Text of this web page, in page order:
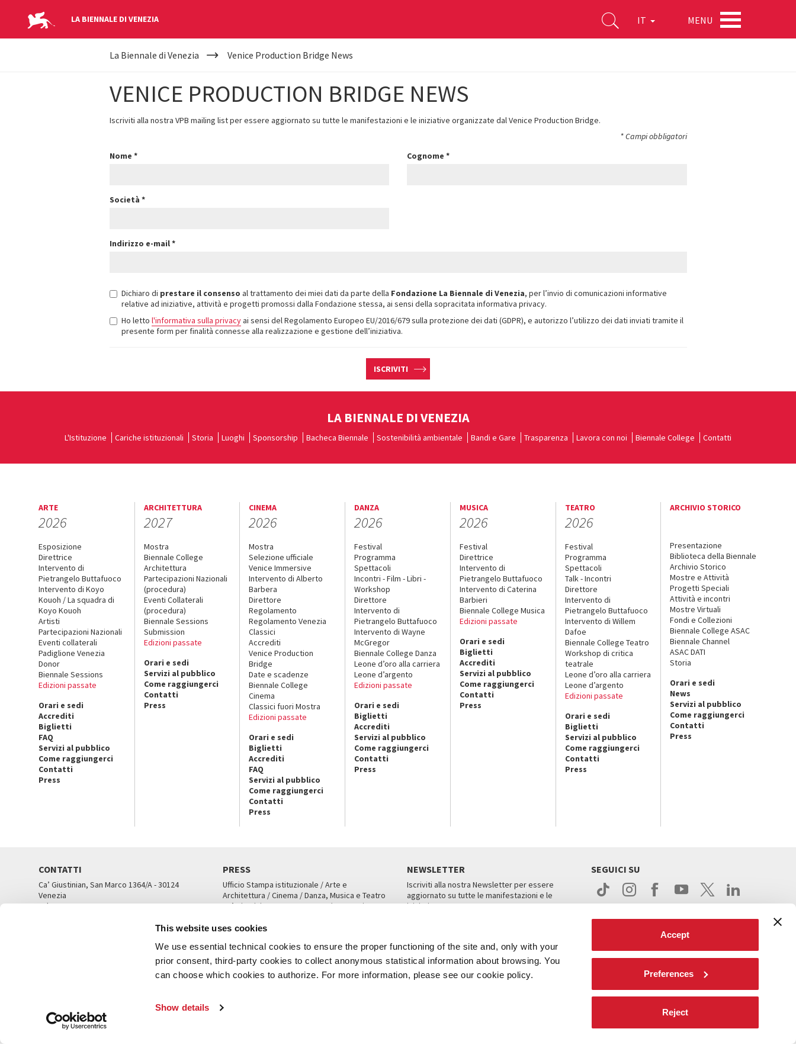
This website uses cookies
We use essential technical cookies to ensure the proper functioning of the site and, only with your
prior consent, third-party cookies to collect anonymous statistical information about browsing. You
can choose which cookies to authorize. For more information, please see our cookie policy.
Show details
Accept
Preferences
Reject
LA BIENNALE DI VENEZIA IT MENU
YOUR
HERE
La Biennale di Venezia Venice Production Bridge News
VENICE PRODUCTION BRIDGE NEWS
Iscriviti alla nostra VPB mailing list per essere aggiornato su tutte le manifestazioni e le iniziative organizzate dal Venice Production Bridge.
*Campi obbligatori
Nome * Cognome *
Società *
Indirizzo e-mail*
Dichiaro di prestare il consenso al trattamento dei miei dati da parte della Fondazione La Biennale di Venezia, per l’invio di comunicazioni informative
relative ad iniziative, attività e progetti promossi dalla Fondazione stessa, ai sensi della sopracitata informativa privacy.
Ho letto l'informativa sulla privacyai sensi del Regolamento Europeo EU/2016/679 sulla protezione dei dati (GDPR), e autorizzo l’utilizzo dei dati inviati tramite il
presente form per finalità connesse alla realizzazione e gestione dell’iniziativa.
ISCRIVITI
LA BIENNALE DI VENEZIA
L'Istituzione Cariche istituzionali Storia Luoghi Sponsorship Bacheca Biennale Sostenibilità ambientale Bandi e Gare Trasparenza Lavora con noi Biennale College Contatti
ARTE
2026
Esposizione
Direttrice
Intervento di
Pietrangelo Buttafuoco
Intervento di Koyo
Kouoh / La squadra di
Koyo Kouoh
Artisti
Partecipazioni Nazionali
Eventi collaterali
Padiglione Venezia
Donor
Biennale Sessions
Edizioni passate
Orari e sedi
Accrediti
Biglietti
FAQ
Servizi al pubblico
Come raggiungerci
Contatti
Press
ARCHITETTURA
2027
Mostra
Biennale College
Architettura
Partecipazioni Nazionali
(procedura)
Eventi Collaterali
(procedura)
Biennale Sessions
Submission
Edizioni passate
Orari e sedi
Servizi al pubblico
Come raggiungerci
Contatti
Press
CINEMA
2026
Mostra
Selezione ufficiale
Venice Immersive
Intervento di Alberto
Barbera
Direttore
Regolamento
Regolamento Venezia
Classici
Accrediti
Venice Production
Bridge
Date e scadenze
Biennale College
Cinema
Classici fuori Mostra
Edizioni passate
Orari e sedi
Biglietti
Accrediti
FAQ
Servizi al pubblico
Come raggiungerci
Contatti
Press
DANZA
2026
Festival
Programma
Spettacoli
Incontri - Film - Libri -
Workshop
Direttore
Intervento di
Pietrangelo Buttafuoco
Intervento di Wayne
McGregor
Biennale College Danza
Leone d’oro alla carriera
Leone d’argento
Edizioni passate
Orari e sedi
Biglietti
Accrediti
Servizi al pubblico
Come raggiungerci
Contatti
Press
MUSICA
2026
Festival
Direttrice
Intervento di
Pietrangelo Buttafuoco
Intervento di Caterina
Barbieri
Biennale College Musica
Edizioni passate
Orari e sedi
Biglietti
Accrediti
Servizi al pubblico
Come raggiungerci
Contatti
Press
TEATRO
2026
Festival
Programma
Spettacoli
Talk - Incontri
Direttore
Intervento di
Pietrangelo Buttafuoco
Intervento di Willem
Dafoe
Biennale College Teatro
Workshop di critica
teatrale
Leone d’oro alla carriera
Leone d’argento
Edizioni passate
Orari e sedi
Biglietti
Servizi al pubblico
Come raggiungerci
Contatti
Press
ARCHIVIO STORICO
Presentazione
Biblioteca della Biennale
Archivio Storico
Mostre e Attività
Progetti Speciali
Attività e incontri
Mostre Virtuali
Fondi e Collezioni
Biennale College ASAC
Biennale Channel
ASAC DATI
Storia
Orari e sedi
News
Servizi al pubblico
Come raggiungerci
Contatti
Press
CONTATTI
Ca’ Giustinian, San Marco 1364/A - 30124
Venezia
Tel. 041 5218711
PRESS
Ufficio Stampa istituzionale / Arte e
Architettura / Cinema / Danza, Musica e Teatro
Ca’ Giustinian, San Marco 1364/A, Venezia
UFFICI STAMPA
NEWSLETTER
Iscriviti alla nostra Newsletter per essere
aggiornato su tutte le manifestazioni e le
iniziative.
SEGUICI SU